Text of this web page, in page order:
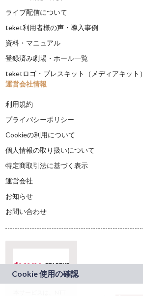
ライブ配信について
teket利用者様の声・導入事例
資料・マニュアル
登録済み劇場・ホール一覧
teketロゴ・プレスキット（メディアキット）
運営会社情報
利用規約
プライバシーポリシー
Cookieの利用について
個人情報の取り扱いについて
特定商取引法に基づく表示
運営会社
お知らせ
お問い合わせ